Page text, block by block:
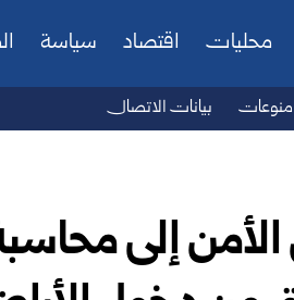
محليات اقتصاد سياسة
منوعات بيانات الاتصال
إلى